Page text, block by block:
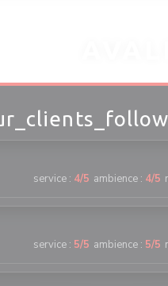
service : 4/5 ambience : 4/5
service : 5/5 ambience : 5/5